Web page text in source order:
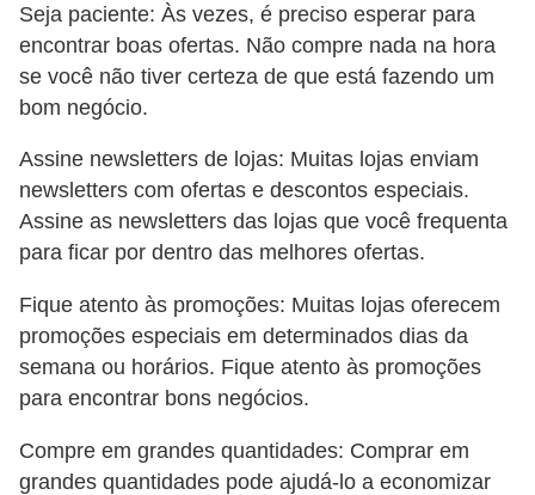
Seja paciente: Às vezes, é preciso esperar para
encontrar boas ofertas. Não compre nada na hora
se você não tiver certeza de que está fazendo um
bom negócio.
Assine newsletters de lojas: Muitas lojas enviam
newsletters com ofertas e descontos especiais.
Assine as newsletters das lojas que você frequenta
para ficar por dentro das melhores ofertas.
Fique atento às promoções: Muitas lojas oferecem
promoções especiais em determinados dias da
semana ou horários. Fique atento às promoções
para encontrar bons negócios.
Compre em grandes quantidades: Comprar em
grandes quantidades pode ajudá-lo a economizar